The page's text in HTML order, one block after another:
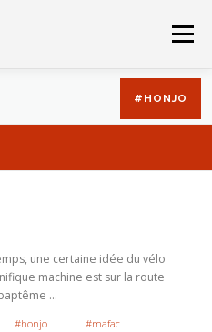
Menu
HISTOIRE ACBO
#HONJO
une certaine idée du vélo
machine est sur la route
…
#honjo
#mafac